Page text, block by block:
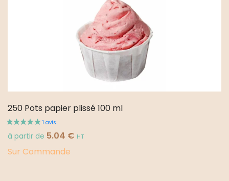
250 Pots papier plissé 100 ml
à partir de 5.04 € HT
Sur Commande